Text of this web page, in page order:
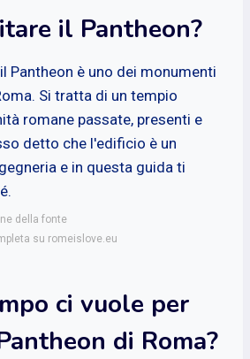
il Pantheon?
Pantheon è uno dei monumenti
Si tratta di un tempio
romane passate, presenti e
detto che l'edificio è un
e in questa guida ti
della fonte
su romeislove.eu
ci vuole per
di Roma?